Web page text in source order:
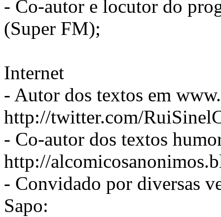
- Co-autor e locutor do
(Super FM);
Internet
- Autor dos textos em
http://twitter.com/
- Co-autor dos textos
http://
- Convidado por diversas
Sapo: